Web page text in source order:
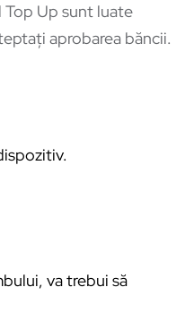
Top Up sunt luate
aprobarea băncii.
va trebui să